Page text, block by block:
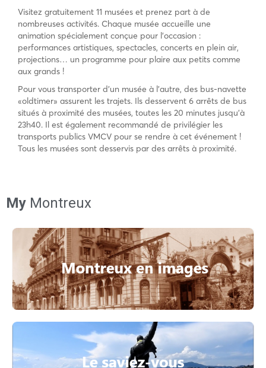
Visitez gratuitement 11 musées et prenez part à de
nombreuses activités. Chaque musée accueille une
animation spécialement conçue pour l’occasion :
performances artistiques, spectacles, concerts en plein air,
projections… un programme pour plaire aux petits comme
aux grands !
Pour vous transporter d’un musée à l’autre, des bus-navette
«oldtimer» assurent les trajets. Ils desservent 6 arrêts de bus
situés à proximité des musées, toutes les 20 minutes jusqu’à
23h40. Il est également recommandé de privilégier les
transports publics VMCV pour se rendre à cet événement !
Tous les musées sont desservis par des arrêts à proximité.
My Montreux